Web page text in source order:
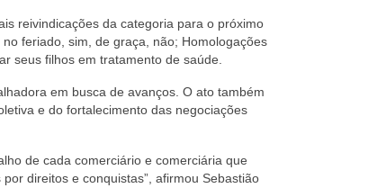
reivindicações da categoria para o próximo
feriado, sim, de graça, não; Homologações
seus filhos em tratamento de saúde.
em busca de avanços. O ato também
e do fortalecimento das negociações
de cada comerciário e comerciária que
direitos e conquistas”, afirmou Sebastião